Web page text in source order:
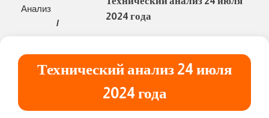
Анализ
/
2024 года
Технический анализ 24 июля
2024 года